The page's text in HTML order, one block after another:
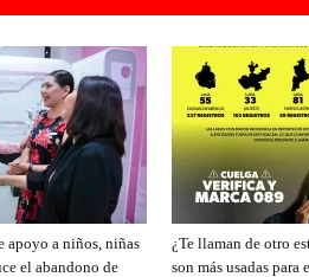
apoyo a niños, niñas
el abandono de
¿Te llaman de otro
son más usadas para